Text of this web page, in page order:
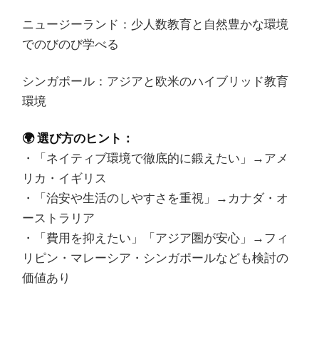
ニュージーランド：少人数教育と自然豊かな環境
でのびのび学べる
シンガポール：アジアと欧米のハイブリッド教育
環境
🌍 選び方のヒント：
・「ネイティブ環境で徹底的に鍛えたい」→アメ
リカ・イギリス
・「治安や生活のしやすさを重視」→カナダ・オ
ーストラリア
・「費用を抑えたい」「アジア圏が安心」→フィ
リピン・マレーシア・シンガポールなども検討の
価値あり